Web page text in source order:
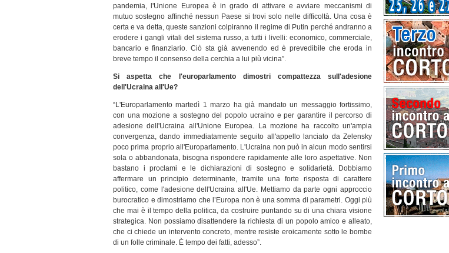
pandemia, l'Unione Europea è in grado di attivare e avviare meccanismi di
mutuo sostegno affinché nessun Paese si trovi solo nelle difficoltà. Una cosa è
certa e va detta, queste sanzioni colpiranno il regime di Putin perché andranno a
erodere i gangli vitali del sistema russo, a tutti i livelli: economico, commerciale,
bancario e finanziario. Ciò sta già avvenendo ed è prevedibile che eroda in
breve tempo il consenso della cerchia a lui più vicina”.
Si aspetta che l'europarlamento dimostri compattezza sull'adesione
dell'Ucraina all'Ue?
“L'Europarlamento martedì 1 marzo ha già mandato un messaggio fortissimo,
con una mozione a sostegno del popolo ucraino e per garantire il percorso di
adesione dell'Ucraina all'Unione Europea. La mozione ha raccolto un'ampia
convergenza, dando immediatamente seguito all'appello lanciato da Zelensky
poco prima proprio all'Europarlamento. L'Ucraina non può in alcun modo sentirsi
sola o abbandonata, bisogna rispondere rapidamente alle loro aspettative. Non
bastano i proclami e le dichiarazioni di sostegno e solidarietà. Dobbiamo
affermare un principio determinante, tramite una forte risposta di carattere
politico, come l'adesione dell'Ucraina all'Ue. Mettiamo da parte ogni approccio
burocratico e dimostriamo che l’Europa non è una somma di parametri. Oggi più
che mai è il tempo della politica, da costruire puntando su di una chiara visione
strategica. Non possiamo disattendere la richiesta di un popolo amico e alleato,
che ci chiede un intervento concreto, mentre resiste eroicamente sotto le bombe
di un folle criminale. È tempo dei fatti, adesso”.